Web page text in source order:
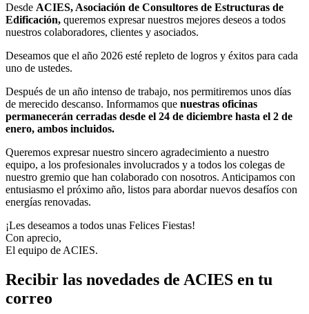
Desde ACIES, Asociación de Consultores de Estructuras de
Edificación, queremos expresar nuestros mejores deseos a todos
nuestros colaboradores, clientes y asociados.
Deseamos que el año 2026 esté repleto de logros y éxitos para cada
uno de ustedes.
Después de un año intenso de trabajo, nos permitiremos unos días
de merecido descanso. Informamos que nuestras oficinas
permanecerán cerradas desde el 24 de diciembre hasta el 2 de
enero, ambos incluidos.
Queremos expresar nuestro sincero agradecimiento a nuestro
equipo, a los profesionales involucrados y a todos los colegas de
nuestro gremio que han colaborado con nosotros. Anticipamos con
entusiasmo el próximo año, listos para abordar nuevos desafíos con
energías renovadas.
¡Les deseamos a todos unas Felices Fiestas!
Con aprecio,
El equipo de ACIES.
Recibir las novedades de ACIES en tu
correo